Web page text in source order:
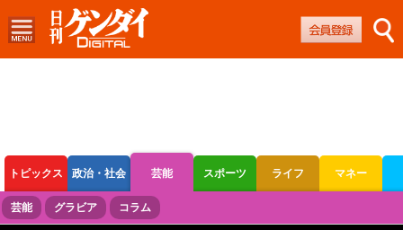
トピックス 政治・社会 芸能 スポーツ ライフ マネー
ボートレース 競輪 オートレース
芸能 グラビア コラム